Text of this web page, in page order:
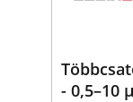
- 0,5–10